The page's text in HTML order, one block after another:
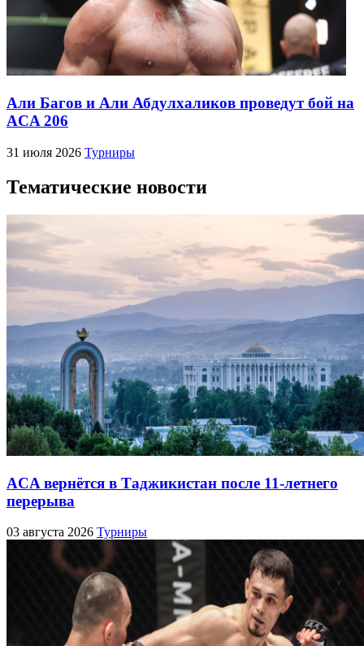
Али Багов и Али Абдулхаликов проведут бой на
ACA 206
31 июля 2026 Турниры
Тематические новости
ACA вернётся в Таджикистан после 11-летнего
перерыва
03 августа 2026 Турниры